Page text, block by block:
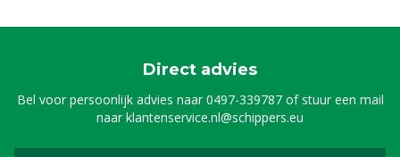
Direct advies
Bel voor persoonlijk advies naar0497-339787of stuur een mail
naarklantenservice.nl@schippers.eu